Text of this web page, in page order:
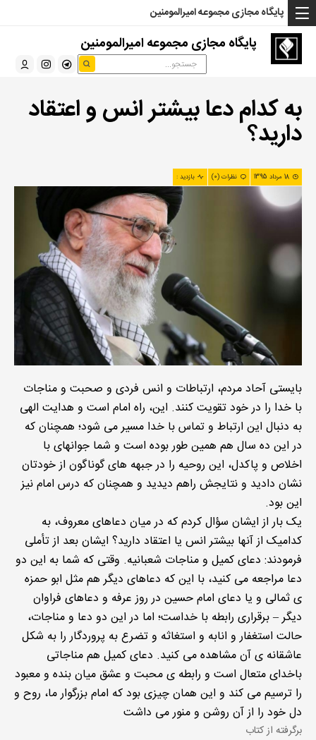
... Read more »" />
... Read more »" />... Read more »" />
پایگاه مجازی مجموعه امیرالمومنین
پایگاه مجازی مجموعه امیرالمومنین
به کدام دعا بیشتر انس و اعتقاد
دارید؟
18 مرداد 1395 نظرات (0) بازدید :
بایستی آحاد مردم، ارتباطات و انس فردی و صحبت و مناجات
با خدا را در خود تقویت کنند. این، راه امام است و هدایت الهی
به دنبال این ارتباط و تماس با خدا مسیر می شود؛ همچنان که
در این ده سال هم همین طور بوده است و شما جوانهای با
اخلاص و پاکدل، این روحیه را در جبهه های گوناگون از خودتان
نشان دادید و نتایجش راهم دیدید و همچنان که درس امام نیز
این بود.
یک بار از ایشان سؤال کردم که در میان دعاهای معروف، به
کدامیک از آنها بیشتر انس یا اعتقاد دارید؟ ایشان بعد از تأملی
فرمودند: دعای کمیل و مناجات شعبانیه. وقتی که شما به این دو
دعا مراجعه می کنید، با این که دعاهای دیگر هم مثل ابو حمزه
ی ثمالی و یا دعای امام حسین در روز عرفه و دعاهای فراوان
دیگر – برقراری رابطه با خداست؛ اما در این دو دعا و مناجات،
حالت استغفار و انابه و استغاثه و تضرع به پروردگار را به شکل
عاشقانه ی آن مشاهده می کنید. دعای کمیل هم مناجاتی
باخدای متعال است و رابطه ی محبت و عشق میان بنده و معبود
را ترسیم می کند و این همان چیزی بود که امام بزرگوار ما، روح و
دل خود را از آن روشن و منور می داشت
برگرفته از کتاب